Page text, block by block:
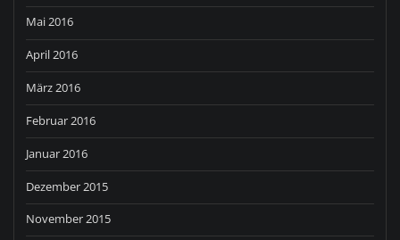
Mai 2016
April 2016
März 2016
Februar 2016
Januar 2016
Dezember 2015
November 2015